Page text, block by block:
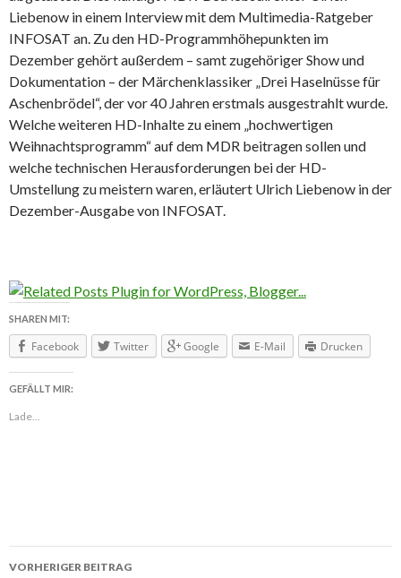
Liebenow in einem Interviewmit dem Multimedia-Ratgeber
INFOSAT an. Zu den HD-Programmhöhepunkten im
Dezember gehört außerdem – samt zugehörigerShowund
Dokumentation – der Märchenklassiker „Drei Haselnüsse für
Aschenbrödel“, der vor 40 Jahren erstmals ausgestrahlt wurde.
Welche weiteren HD-Inhalte zu einem „hochwertigen
Weihnachtsprogramm“ auf dem MDR beitragen sollen und
welche technischen Herausforderungen bei der HD-
Umstellung zu meistern waren, erläutert Ulrich Liebenow in der
Dezember-Ausgabe von INFOSAT.
SHAREN MIT:
Facebook Twitter Google E-Mail Drucken
GEFÄLLT MIR:
Lade...
VORHERIGER BEITRAG